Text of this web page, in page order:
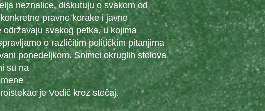
neznalice, diskutuju o svakom od
pravne korake i javne
svakog petka, u kojima
o različitim političkim pitanjima
ponedeljkom. Snimci okruglih stolova
su na
je Vodič kroz stečaj.